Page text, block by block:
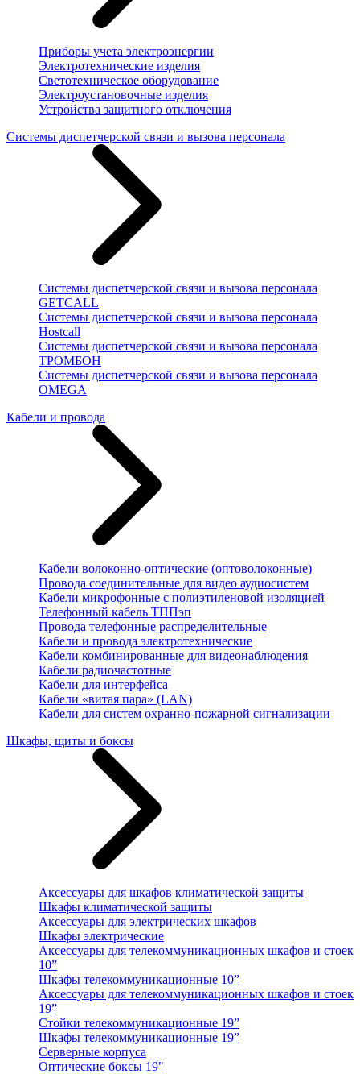
Приборы учета электроэнергии
Электротехнические изделия
Светотехническое оборудование
Электроустановочные изделия
Устройства защитного отключения
Системы диспетчерской связи и вызова персонала
Системы диспетчерской связи и вызова персонала
GETCALL
Системы диспетчерской связи и вызова персонала
Hostcall
Системы диспетчерской связи и вызова персонала
ТРОМБОН
Системы диспетчерской связи и вызова персонала
OMEGA
Кабели и провода
Кабели волоконно-оптические (оптоволоконные)
Провода соединительные для видео аудиосистем
Кабели микрофонные с полиэтиленовой изоляцией
Телефонный кабель ТППэп
Провода телефонные распределительные
Кабели и провода электротехнические
Кабели комбинированные для видеонаблюдения
Кабели радиочастотные
Кабели для интерфейса
Кабели «витая пара» (LAN)
Кабели для систем охранно-пожарной сигнализации
Шкафы, щиты и боксы
Аксессуары для шкафов климатической защиты
Шкафы климатической защиты
Аксессуары для электрических шкафов
Шкафы электрические
Аксессуары для телекоммуникационных шкафов и стоек
10”
Шкафы телекоммуникационные 10”
Аксессуары для телекоммуникационных шкафов и стоек
19”
Стойки телекоммуникационные 19”
Шкафы телекоммуникационные 19”
Серверные корпуса
Оптические боксы 19"